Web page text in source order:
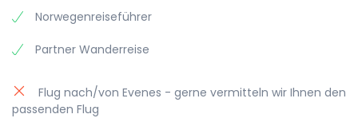
Norwegenreiseführer
Partner Wanderreise
Flug nach/von Evenes - gerne vermitteln wir Ihnen den
passenden Flug